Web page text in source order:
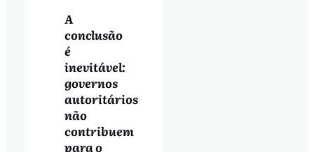
A
conclusão
é
inevitável:
governos
autoritários
não
contribuem
para o